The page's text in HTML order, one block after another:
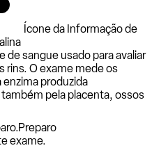
Ícone da Informação de
de sangue usado para avaliar
rins. O exame mede os
produzida
pela placenta, ossos
Preparo
exame.